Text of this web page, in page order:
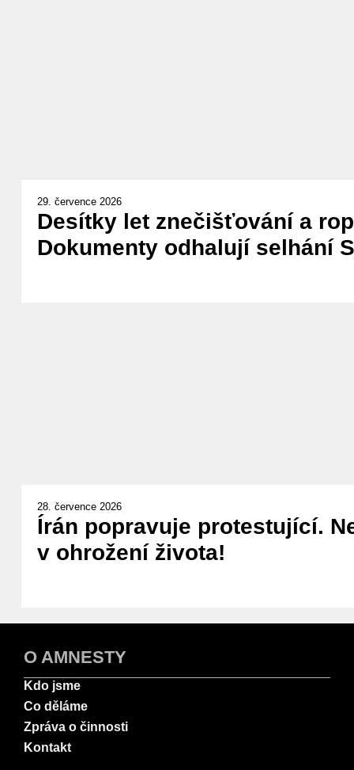
29. července 2026
Desítky let znečišťování a
Dokumenty odhalují selhání
28. července 2026
Írán popravuje protestující.
v ohrožení života!
O AMNESTY
Kdo jsme
Co děláme
Zpráva o činnosti
Kontakt